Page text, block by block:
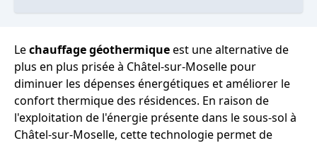
Lechauffage géothermiqueest une alternative de
plus en plus prisée à Châtel-sur-Moselle pour
diminuer les dépenses énergétiques et améliorer le
confort thermique des résidences. En raison de
l'exploitation de l'énergie présente dans le sous-sol à
Châtel-sur-Moselle, cette technologie permet de